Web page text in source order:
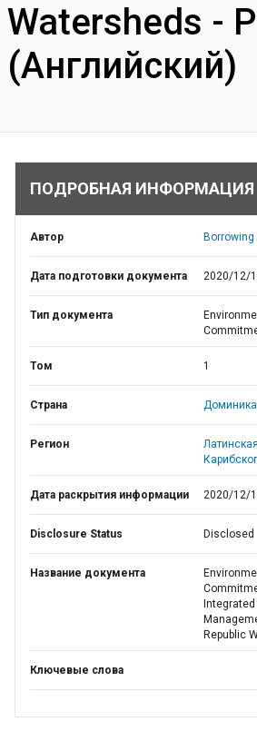
Watersheds -
(Английский)
ПОДРОБНАЯ ИНФОРМАЦИЯ
Автор
Дата подготовки документа 2020/12/
Тип документа
Том 1
Страна
Регион
Дата раскрытия информации 2020/12/
Disclosure Status Disclosed
Название документа
Republic
Ключевые слова